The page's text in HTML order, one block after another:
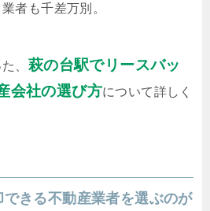
者も千差万別。
、 萩の台駅でリースバッ
会社の選び方について詳しく
きる不動産業者を選ぶのが